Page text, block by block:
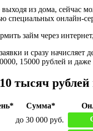
из дома, сейчас
онлайн-
займ через
и сразу
15000 рублей и
тысяч
Сумма*
до 30 000 руб.